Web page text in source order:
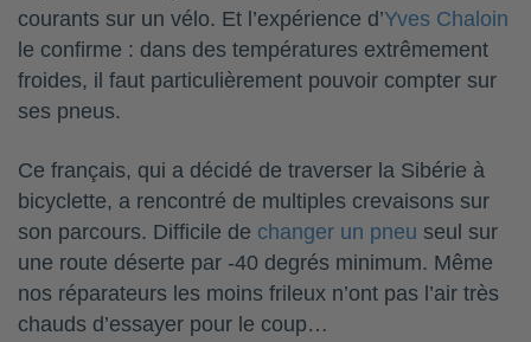
courants sur un vélo. Et l’expérience d’Yves Chaloin
le confirme : dans des températures extrêmement
froides, il faut particulièrement pouvoir compter sur
ses pneus.
Ce français, qui a décidé de traverser la Sibérie à
bicyclette, a rencontré de multiples crevaisons sur
son parcours. Difficile de changer un pneu seul sur
une route déserte par -40 degrés minimum. Même
nos réparateurs les moins frileux n’ont pas l’air très
chauds d’essayer pour le coup…